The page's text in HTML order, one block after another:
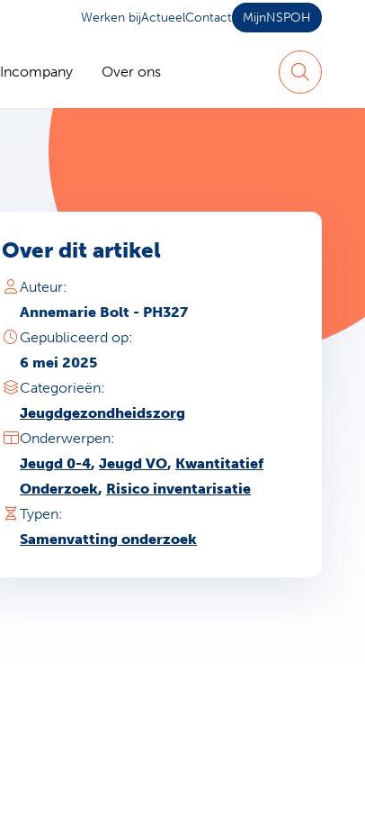
Werken bijActueelContact MijnNSPOH
Incompany Over ons
Zoeken
Over dit artikel
Auteur:
Annemarie Bolt - PH327
Gepubliceerd op:
6 mei 2025
Categorieën:
Jeugdgezondheidszorg
Onderwerpen:
Jeugd 0-4, Jeugd VO, Kwantitatief
Onderzoek, Risico inventarisatie
Typen:
Samenvatting onderzoek